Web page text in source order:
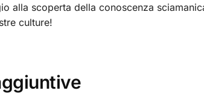
alla scoperta della conoscenza
culture!